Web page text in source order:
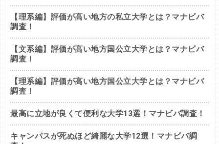
【理系編】評価が高い地方の私立大学とは？マナビバ
調査！
【文系編】評価が高い地方国公立大学とは？マナビバ
調査！
【理系編】評価が高い地方国公立大学とは？マナビバ
調査！
最高に立地が良くて便利な大学13選！マナビバ調査！
キャンパスが死ぬほど綺麗な大学12選！マナビバ調